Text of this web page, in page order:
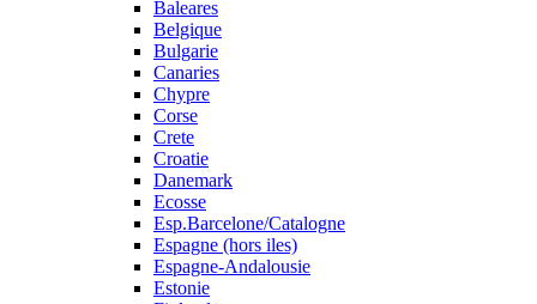
Baleares
Belgique
Bulgarie
Canaries
Chypre
Corse
Crete
Croatie
Danemark
Ecosse
Esp.Barcelone/Catalogne
Espagne (hors iles)
Espagne-Andalousie
Estonie